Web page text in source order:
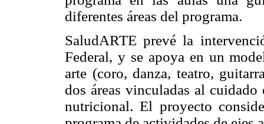
diferentes áreas del programa.
SaludARTE prevé la
Federal, y se apoya en un
arte (coro, danza, teatro,
dos áreas vinculadas al
nutricional. El proyecto